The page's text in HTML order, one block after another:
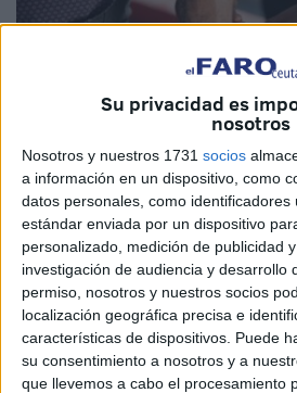
Su privacidad es
nosotros
Nosotros y nuestros 1731 socios
a información en un dispositivo, como
datos personales, como identificadores
estándar enviada por un dispositivo
personalizado, medición de publicidad
investigación de audiencia y desarrollo
permiso, nosotros y nuestros socios
localización geográfica precisa e
características de dispositivos. Puede
su consentimiento a nosotros y a
que llevemos a cabo el procesamiento
Imagen de archivo
Un juez marroquí condenó este
marroquí Hamid el Mahdaoui,
informativo ‘Badil’, a un año y